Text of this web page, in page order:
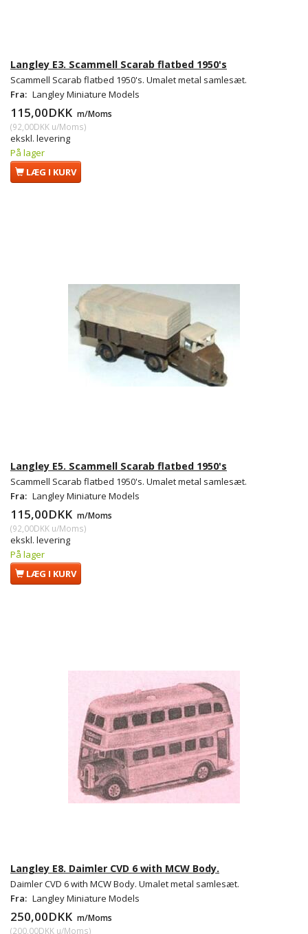
Langley E3. Scammell Scarab flatbed 1950's
Scammell Scarab flatbed 1950's. Umalet metal samlesæt.
Fra: Langley Miniature Models
115,00DKK m/Moms
(92,00DKK u/Moms)
ekskl. levering
På lager
LÆG I KURV
Langley E5. Scammell Scarab flatbed 1950's
Scammell Scarab flatbed 1950's. Umalet metal samlesæt.
Fra: Langley Miniature Models
115,00DKK m/Moms
(92,00DKK u/Moms)
ekskl. levering
På lager
LÆG I KURV
Langley E8. Daimler CVD 6 with MCW Body.
Daimler CVD 6 with MCW Body. Umalet metal samlesæt.
Fra: Langley Miniature Models
250,00DKK m/Moms
(200,00DKK u/Moms)